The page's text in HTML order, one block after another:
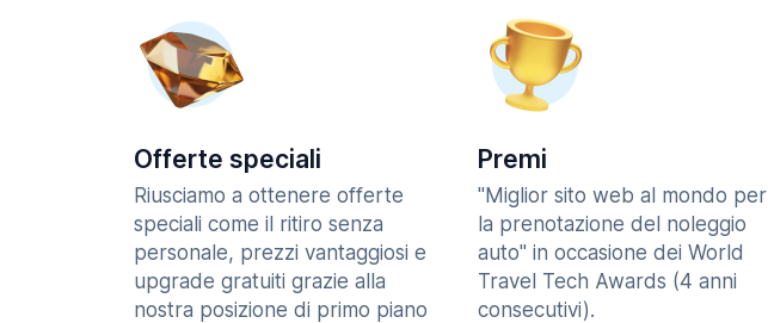
Offerte speciali
Riusciamo a ottenere offerte
speciali come il ritiro senza
personale, prezzi vantaggiosi e
upgrade gratuiti grazie alla
nostra posizione di primo piano
Premi
"Miglior sito web al mondo per
la prenotazione del noleggio
auto" in occasione dei World
Travel Tech Awards (4 anni
consecutivi).